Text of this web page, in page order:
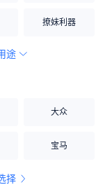
撩妹利器
途
大众
宝马
择